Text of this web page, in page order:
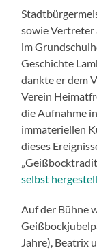
sowie Vertreter
im
Geschichte
dankte er dem
Verein
die Aufnahme
immateriellen
dieses
selbst
Auf der Bühne
Jahre), Beatrix